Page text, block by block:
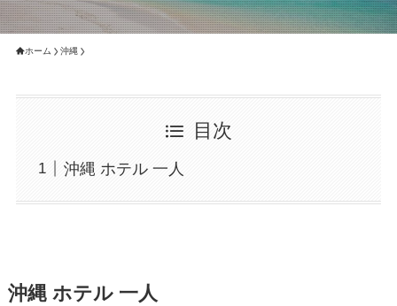
ホーム 沖縄
目次
沖縄 ホテル 一人
沖縄 ホテル 一人